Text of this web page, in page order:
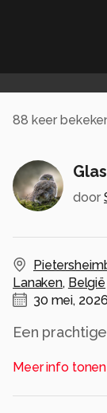
88 keer
door
Lanaken, België
30 mei, 2026
Een
De fijne
Meer info tonen